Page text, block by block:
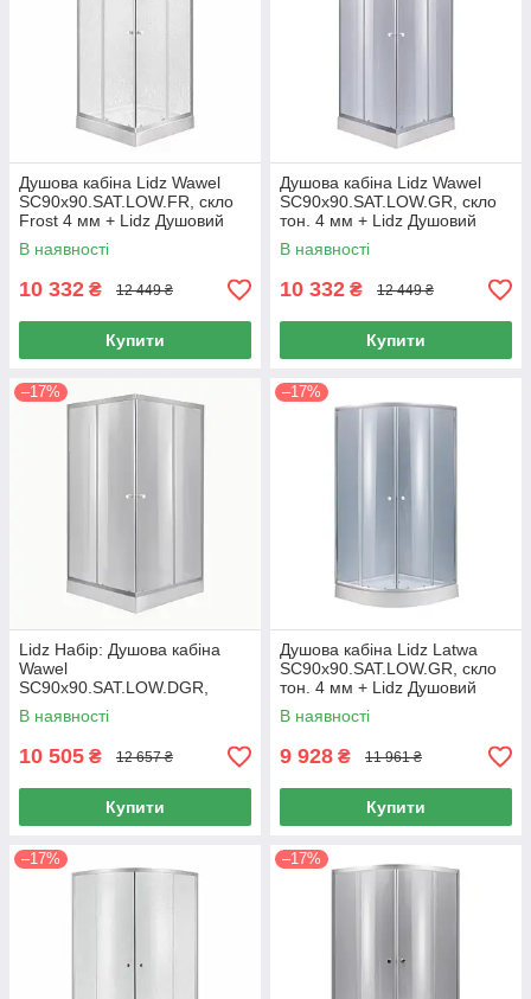
Душова кабіна Lidz Wawel
SC90x90.SAT.LOW.FR, скло
Frost 4 мм + Lidz Душовий
піддон KAPIELKA ST90x90х14
В наявності
10 332 ₴ 12 449 ₴
Купити
Душова кабіна Lidz Wawel
SC90x90.SAT.LOW.GR, скло
тон. 4 мм + Lidz Душовий
піддон KAPIELKA ST90x90х14
В наявності
10 332 ₴ 12 449 ₴
Купити
–17%
Lidz Набір: Душова кабіна
Wawel
SC90x90.SAT.LOW.DGR,
квадратна, скло тоноване
4 мм + Душовий піддон
Kapielka ST90x90x14
В наявності
10 505 ₴ 12 657 ₴
Купити
–17%
Душова кабіна Lidz Latwa
SC90x90.SAT.LOW.GR, скло
тон. 4 мм + Lidz Душовий
піддон KAPIELKA ST90x90x14
В наявності
9 928 ₴ 11 961 ₴
Купити
–17% –17%